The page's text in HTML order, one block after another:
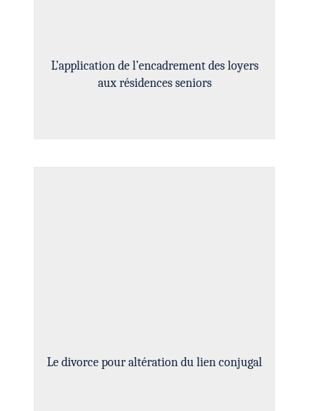
L’application de l’encadrement des loyers
aux résidences seniors
Le divorce pour altération du lien conjugal